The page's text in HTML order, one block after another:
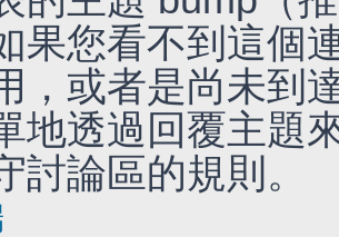
果您看不到這個
，或者是尚未到
地透過回覆主題
討論區的規則。